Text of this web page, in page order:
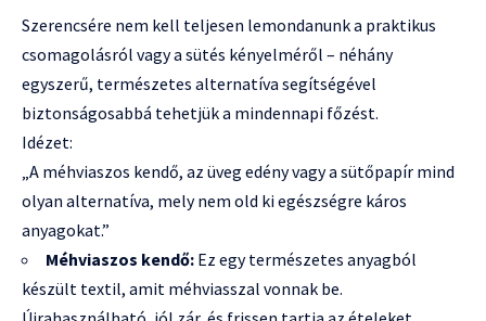
Szerencsére nem kell teljesen lemondanunk a praktikus
csomagolásról vagy a sütés kényelméről – néhány
egyszerű, természetes alternatíva segítségével
biztonságosabbá tehetjük a mindennapi főzést.
Idézet:
„A méhviaszos kendő, az üveg edény vagy a sütőpapír mind
olyan alternatíva, mely nem old ki egészségre káros
anyagokat.”
Méhviaszos kendő: Ez egy természetes anyagból
készült textil, amit méhviasszal vonnak be.